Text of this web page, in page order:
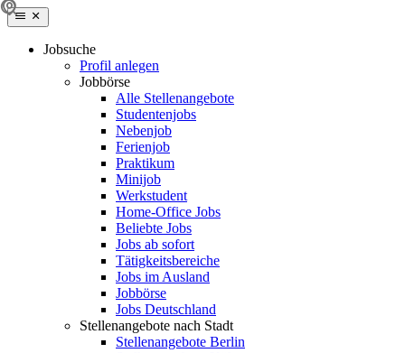
Jobsuche
Profil anlegen
Jobbörse
Alle Stellenangebote
Studentenjobs
Nebenjob
Ferienjob
Praktikum
Minijob
Werkstudent
Home-Office Jobs
Beliebte Jobs
Jobs ab sofort
Tätigkeitsbereiche
Jobs im Ausland
Jobbörse
Jobs Deutschland
Stellenangebote nach Stadt
Stellenangebote Berlin